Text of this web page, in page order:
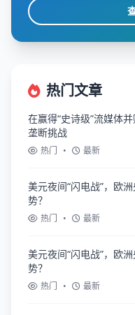
热门文章
在赢得“史诗级”流媒体
垄断挑战
热门 • 最新
美元夜间“闪电战”，欧
势？
热门 • 最新
美元夜间“闪电战”，欧
势？
热门 • 最新